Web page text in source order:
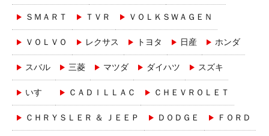
ＳＭＡＲＴ ＴＶＲ ＶＯＬＫＳＷＡＧＥＮ
ＶＯＬＶＯ レクサス トヨタ 日産 ホンダ
スバル 三菱 マツダ ダイハツ スズキ
いすゞ ＣＡＤＩＬＬＡＣ ＣＨＥＶＲＯＬＥＴ
ＣＨＲＹＳＬＥＲ ＆ ＪＥＥＰ ＤＯＤＧＥ ＦＯＲＤ